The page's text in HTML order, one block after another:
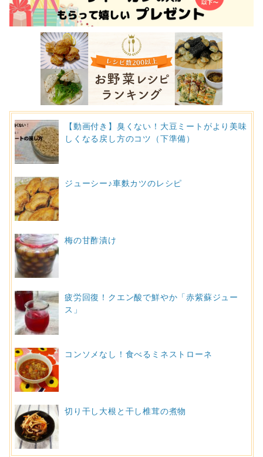
【動画付き】臭くない！大豆ミートがより美味
しくなる戻し方のコツ（下準備）
ジューシー♪車麩カツのレシピ
梅の甘酢漬け
疲労回復！クエン酸で鮮やか「赤紫蘇ジュー
ス」
コンソメなし！食べるミネストローネ
切り干し大根と干し椎茸の煮物